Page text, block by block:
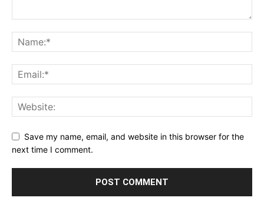
Save my name, email, and website in this browser for the
next time I comment.